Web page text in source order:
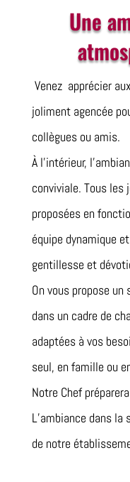
Une
Venez apprécier
joliment agencée
collègues ou amis.
À l’intérieur,
conviviale. Tous
proposées en
équipe dynamique
gentillesse et
On vous propose
dans un cadre de
adaptées à vos
seul, en famille ou
Notre Chef
L’ambiance dans
de notre